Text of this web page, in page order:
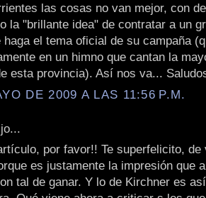
las cosas no van mejor, con
la "brillante idea" de contratar a un
haga el tema oficial de su campaña
en un himno que cantan la
esta provincia). Así nos va...
DE 2009 A LAS 11:56 P.M.
por favor!! Te superfelicito, de
es justamente la impresión que
tal de ganar. Y lo de Kirchner es